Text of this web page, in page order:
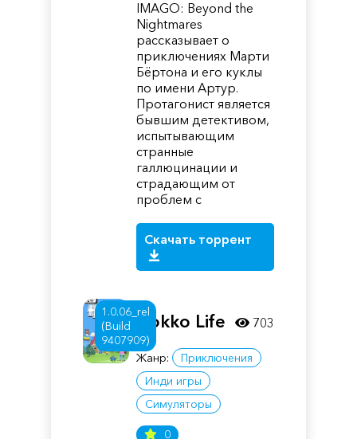
IMAGO: Beyond the
Nightmares
рассказывает о
приключениях Марти
Бёртона и его куклы
по имени Артур.
Протагонист является
бывшим детективом,
испытывающим
странные
галлюцинации и
страдающим от
проблем с
Скачать торрент
1.0.06_rel
(Build
9407909)
Hokko Life
Жанр:
Приключения
Инди игры
Симуляторы
0
703